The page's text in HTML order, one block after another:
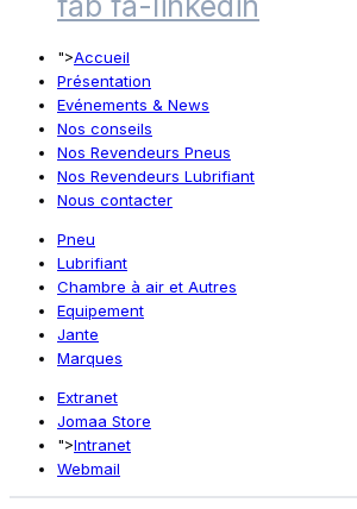
">Accueil
Présentation
Evénements & News
Nos conseils
Nos Revendeurs Pneus
Nos Revendeurs Lubrifiant
Nous contacter
Pneu
Lubrifiant
Chambre à air et Autres
Equipement
Jante
Marques
Extranet
Jomaa Store
">Intranet
Webmail